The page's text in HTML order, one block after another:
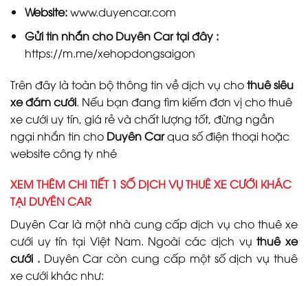
Website:www.duyencar.com
Gửi tin nhắn choDuyên Cartại đây :
https://m.me/xehopdongsaigon
Trên đây là toàn bộ thông tin về dịch vụ chothuê siêu
xe đám cưới. Nếu bạn đang tìm kiếm đơn vị cho thuê
xe cưới uy tín, giá rẻ và chất lượng tốt, đừng ngần
ngại nhắn tin cho Duyên Carqua số điện thoại hoặc
website công ty nhé
XEM THÊM CHI TIẾT 1 SỐ DỊCH VỤ THUÊ XE CƯỚI KHÁC
TẠI DUYÊN CAR
Duyên Car là một nhà cung cấp dịch vụ cho thuê xe
cưới uy tín tại Việt Nam. Ngoài các dịch vụthuê xe
cưới .Duyên Car còn cung cấp một số dịch vụ thuê
xe cưới khác như: